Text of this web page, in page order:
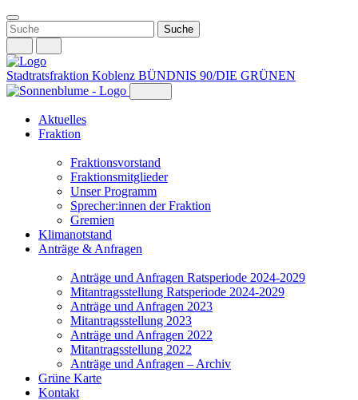
Weiter
zum
Inhalt
Stadtratsfraktion Koblenz BÜNDNIS 90/DIE GRÜNEN
Aktuelles
Fraktion
Fraktionsvorstand
Fraktionsmitglieder
Unser Programm
Sprecher:innen der Fraktion
Gremien
Klimanotstand
Anträge & Anfragen
Anträge und Anfragen Ratsperiode 2024-2029
Mitantragsstellung Ratsperiode 2024-2029
Anträge und Anfragen 2023
Mitantragsstellung 2023
Anträge und Anfragen 2022
Mitantragsstellung 2022
Anträge und Anfragen – Archiv
Grüne Karte
Kontakt